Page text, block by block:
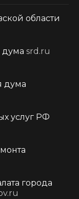
области
дума srd.ru
дума
услуг РФ
города